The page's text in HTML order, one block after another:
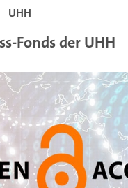
UHH
Fonds der UHH